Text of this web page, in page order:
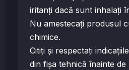
iritanți dacă sunt inhalați
Nu amestecați produsul
chimice.
Citiți și respectați
din fișa tehnică înainte de